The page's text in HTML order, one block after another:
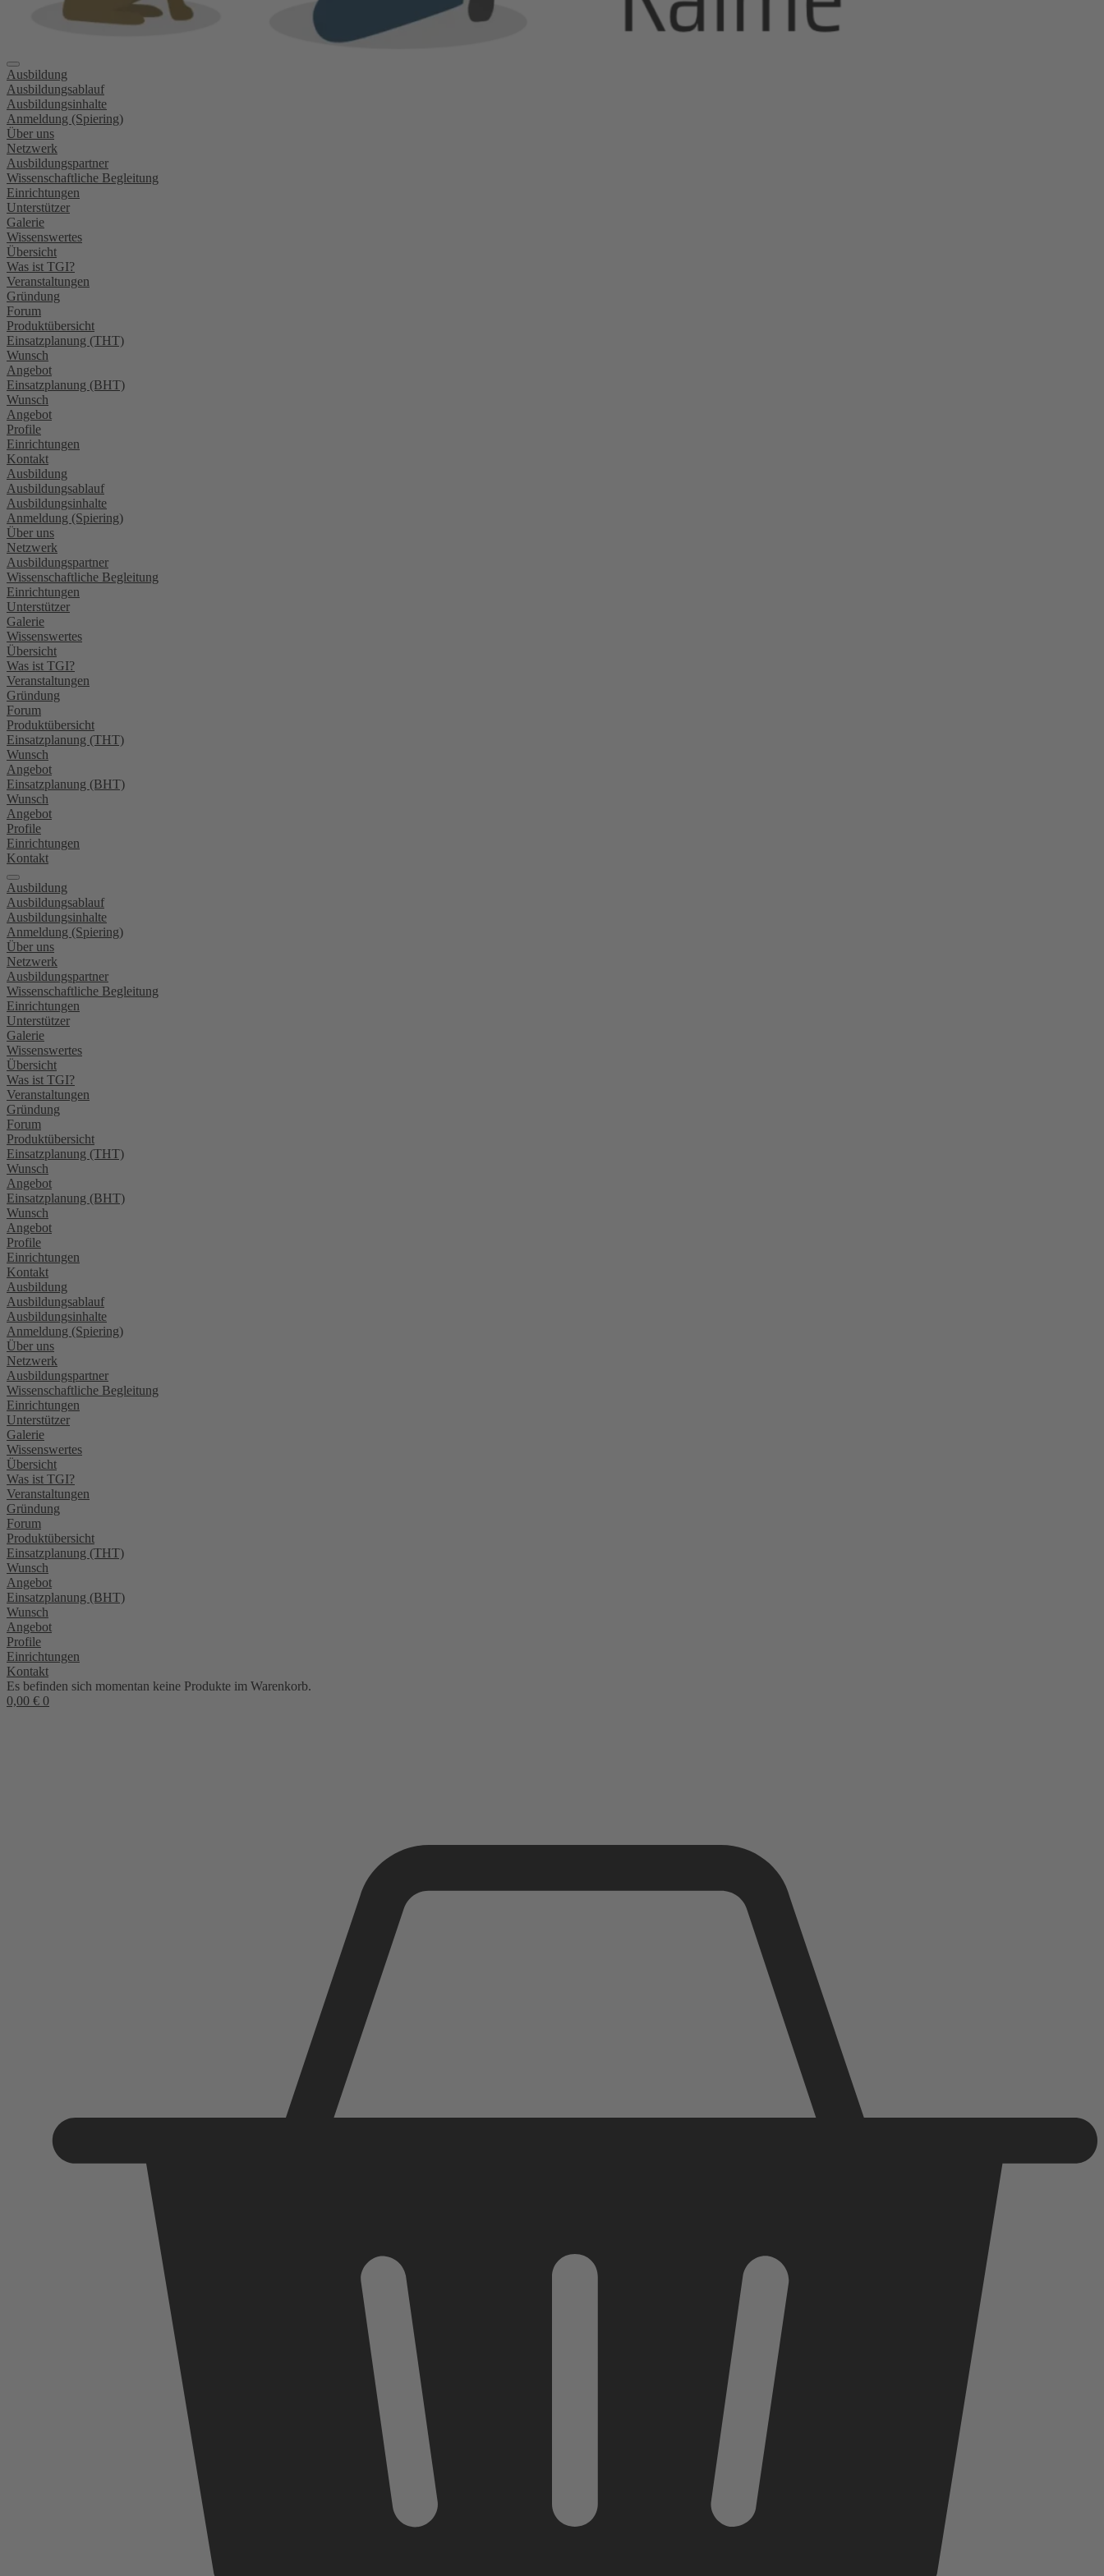
Ausbildung
Ausbildungsablauf
Ausbildungsinhalte
Anmeldung (Spiering)
Über uns
Netzwerk
Ausbildungspartner
Wissenschaftliche Begleitung
Einrichtungen
Unterstützer
Galerie
Wissenswertes
Übersicht
Was ist TGI?
Veranstaltungen
Gründung
Forum
Produktübersicht
Einsatzplanung (THT)
Wunsch
Angebot
Einsatzplanung (BHT)
Wunsch
Angebot
Profile
Einrichtungen
Kontakt
Ausbildung
Ausbildungsablauf
Ausbildungsinhalte
Anmeldung (Spiering)
Über uns
Netzwerk
Ausbildungspartner
Wissenschaftliche Begleitung
Einrichtungen
Unterstützer
Galerie
Wissenswertes
Übersicht
Was ist TGI?
Veranstaltungen
Gründung
Forum
Produktübersicht
Einsatzplanung (THT)
Wunsch
Angebot
Einsatzplanung (BHT)
Wunsch
Angebot
Profile
Einrichtungen
Kontakt
Ausbildung
Ausbildungsablauf
Ausbildungsinhalte
Anmeldung (Spiering)
Über uns
Netzwerk
Ausbildungspartner
Wissenschaftliche Begleitung
Einrichtungen
Unterstützer
Galerie
Wissenswertes
Übersicht
Was ist TGI?
Veranstaltungen
Gründung
Forum
Produktübersicht
Einsatzplanung (THT)
Wunsch
Angebot
Einsatzplanung (BHT)
Wunsch
Angebot
Profile
Einrichtungen
Kontakt
Ausbildung
Ausbildungsablauf
Ausbildungsinhalte
Anmeldung (Spiering)
Über uns
Netzwerk
Ausbildungspartner
Wissenschaftliche Begleitung
Einrichtungen
Unterstützer
Galerie
Wissenswertes
Übersicht
Was ist TGI?
Veranstaltungen
Gründung
Forum
Produktübersicht
Einsatzplanung (THT)
Wunsch
Angebot
Einsatzplanung (BHT)
Wunsch
Angebot
Profile
Einrichtungen
Kontakt
Es befinden sich momentan keine Produkte im Warenkorb.
0,00 € 0